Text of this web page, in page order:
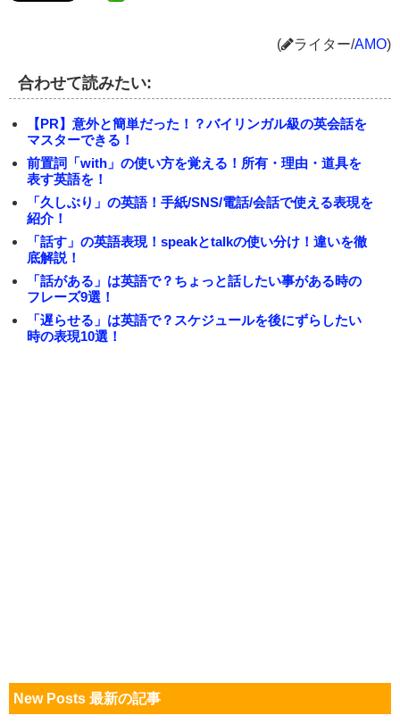
( ライター/AMO)
合わせて読みたい:
【PR】意外と簡単だった！？バイリンガル級の英会話を
マスターできる！
前置詞「with」の使い方を覚える！所有・理由・道具を
表す英語を！
「久しぶり」の英語！手紙/SNS/電話/会話で使える表現を
紹介！
「話す」の英語表現！speakとtalkの使い分け！違いを徹
底解説！
「話がある」は英語で？ちょっと話したい事がある時の
フレーズ9選！
「遅らせる」は英語で？スケジュールを後にずらしたい
時の表現10選！
New Posts 最新の記事